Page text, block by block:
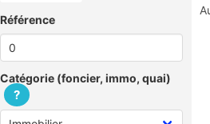
Référence
Catégorie (foncier, immo, quai)
?